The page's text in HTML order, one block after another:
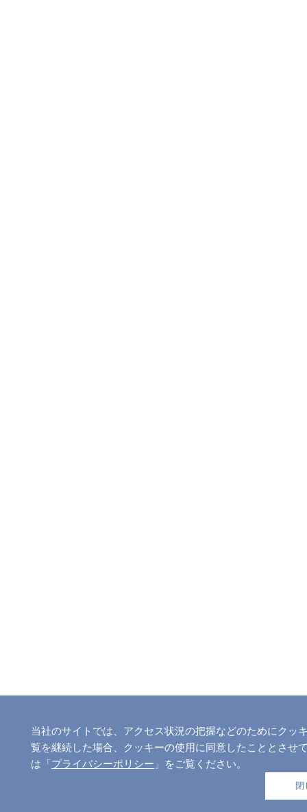
当社のサイトでは、アクセス状況の把握などのためにクッ
覧を継続した場合、クッキーの使用に同意したこととさせ
は「プライバシーポリシー 」をご覧ください。
閉